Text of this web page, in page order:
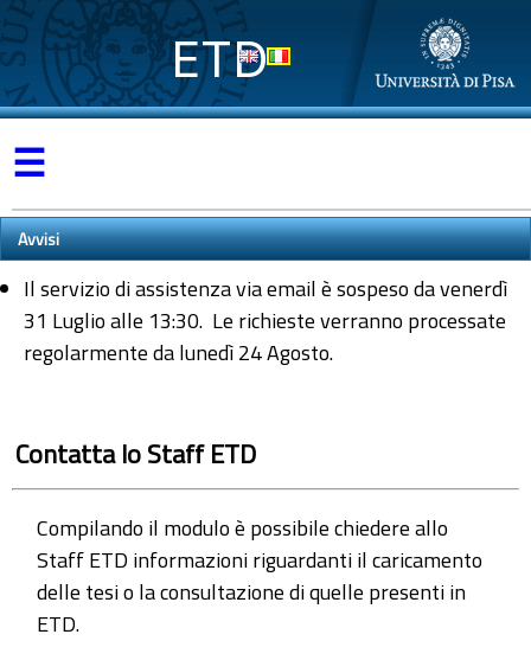
ETD
☰
Avvisi
Il servizio di assistenza via email è sospeso da venerdì
31 Luglio alle 13:30. Le richieste verranno processate
regolarmente da lunedì 24 Agosto.
Contatta lo Staff ETD
Compilando il modulo è possibile chiedere allo
Staff ETD informazioni riguardanti il caricamento
delle tesi o la consultazione di quelle presenti in
ETD.